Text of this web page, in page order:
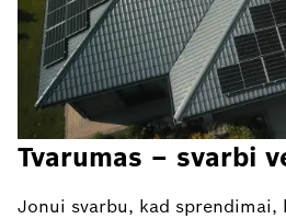
Tvarumas – svarbi
Jonui svarbu, kad